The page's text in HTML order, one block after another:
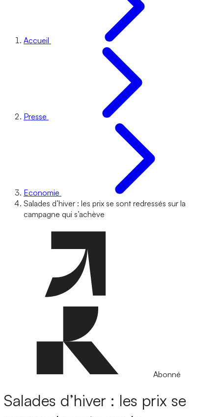
Accueil
Presse
Economie
Salades d’hiver : les prix se sont redressés sur la
campagne qui s’achève
Abonné
Salades d’hiver : les prix se